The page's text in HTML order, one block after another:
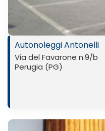
Autonoleggi Antonelli
Via del Favarone n.9/b
Perugia (PG)